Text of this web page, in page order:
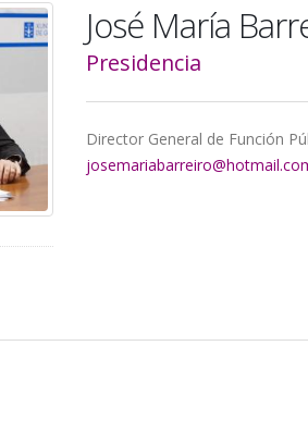
José María
Presidencia
Director General de Función